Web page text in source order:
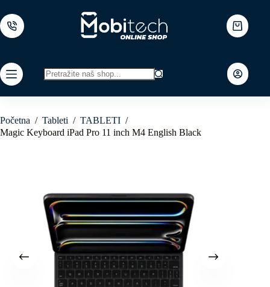
to
content
Shopping
cart
results
Početna / Tableti / TABLETI /
Magic Keyboard iPad Pro 11 inch M4 English Black